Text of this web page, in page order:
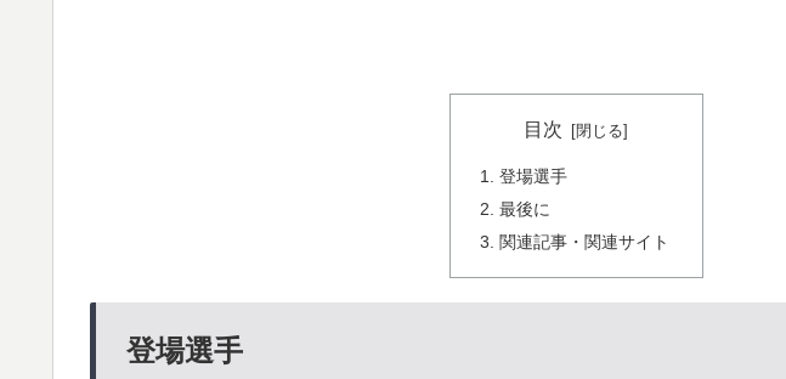
目次
登場選手
最後に
関連記事・関連サイト
登場選手